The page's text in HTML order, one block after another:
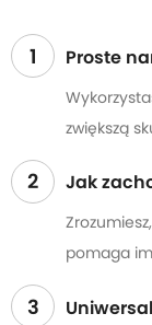
1 Proste
zwiększą
2 Jak
pomaga
3